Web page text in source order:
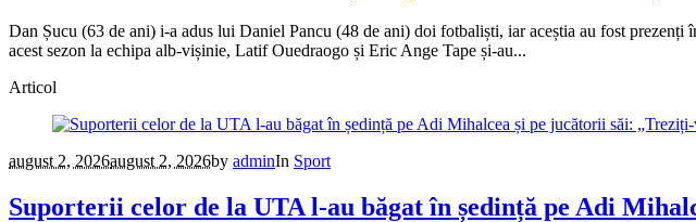
Dan Șucu (63 de ani) i-a adus lui Daniel Pancu (48 de ani) doi fotbaliști, iar aceștia au fost
acest sezon la echipa alb-vișinie, Latif Ouedraogo și Eric Ange Tape și-au...
Articol
august 2, 2026august 2, 2026by adminIn Sport
Suporterii celor de la UTA l-au băgat în ședință pe Adi